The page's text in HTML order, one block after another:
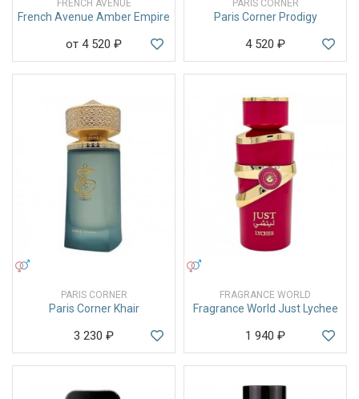
FRENCH AVENUE
French Avenue Amber Empire
от 4 520 ₽
PARIS CORNER
Paris Corner Prodigy
4 520 ₽
PARIS CORNER
Paris Corner Khair
3 230 ₽
FRAGRANCE WORLD
Fragrance World Just Lychee
1 940 ₽